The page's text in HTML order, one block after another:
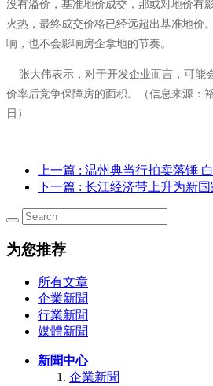
没有溢价，基准地价成交，那或对地价有
火热，最终成交价格已经远超出基准地价
响，也不会影响房企拿地的节奏。
张大伟表示，对于开发企业而言，可能
价率后竞争保障房的面积。（信息来源：
日）
上一篇 : 温州典当行拍卖落锤
下一篇 : 长江经济带上升为新
为您推荐
所有文章
企業新聞
行業新聞
媒體新聞
新聞中心
企業新聞